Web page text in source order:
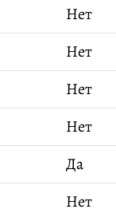
Нет
Нет
Нет
Нет
Да
Нет